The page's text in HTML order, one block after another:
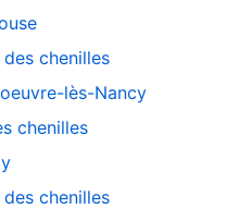
chenilles
lès-Nancy
chenilles
chenilles